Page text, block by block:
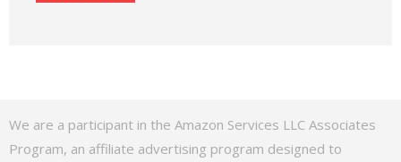
We are a participant in the Amazon Services LLC Associates
Program, an affiliate advertising program designed to